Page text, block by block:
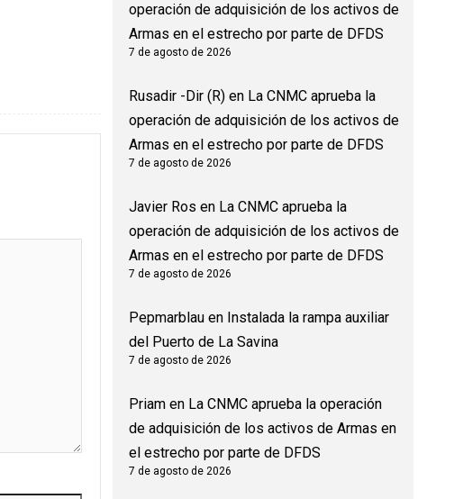
operación de adquisición de los activos de
Armas en el estrecho por parte de DFDS
7 de agosto de 2026
Rusadir -Dir (R)en La CNMC aprueba la
operación de adquisición de los activos de
Armas en el estrecho por parte de DFDS
7 de agosto de 2026
Javier Ros en La CNMC aprueba la
operación de adquisición de los activos de
Armas en el estrecho por parte de DFDS
7 de agosto de 2026
Pepmarblauen Instalada la rampa auxiliar
del Puerto de La Savina
7 de agosto de 2026
Priamen La CNMC aprueba la operación
de adquisición de los activos de Armas en
el estrecho por parte de DFDS
7 de agosto de 2026